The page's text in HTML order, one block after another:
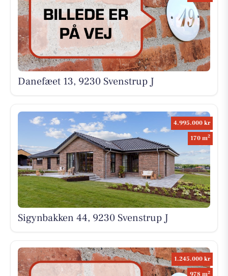
Danefæet 13, 9230 Svenstrup J
4.995.000 kr
170 m2
Sigynbakken 44, 9230 Svenstrup J
1.245.000 kr
978 m2